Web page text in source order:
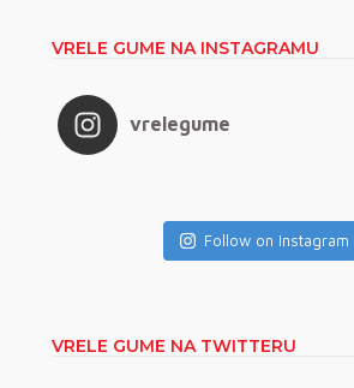
VRELE GUME NA INSTAGRAMU
vrelegume
Follow on Instagram
VRELE GUME NA TWITTERU